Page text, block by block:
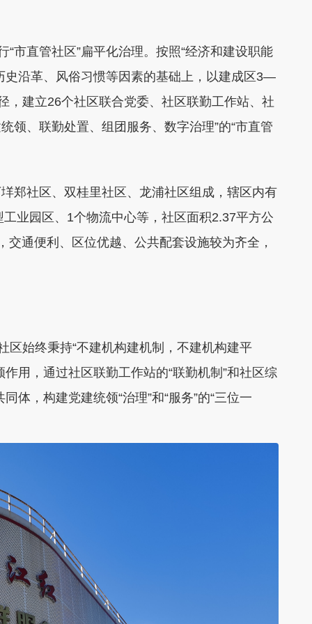
直管社区”扁平化治理。按照“经济和建设职能
史沿革、风俗习惯等因素的基础上，以建成区3—
建立26个社区联合党委、社区联勤工作站、社
领、联勤处置、组团服务、数字治理”的“市直管
社区、双桂里社区、龙浦社区组成，辖区内有
业园区、1个物流中心等，社区面积2.37平方公
通便利、区位优越、公共配套设施较为齐全，
始终秉持“不建机构建机制，不建机构建平
用，通过社区联勤工作站的“联勤机制”和社区综
体，构建党建统领“治理”和“服务”的“三位一